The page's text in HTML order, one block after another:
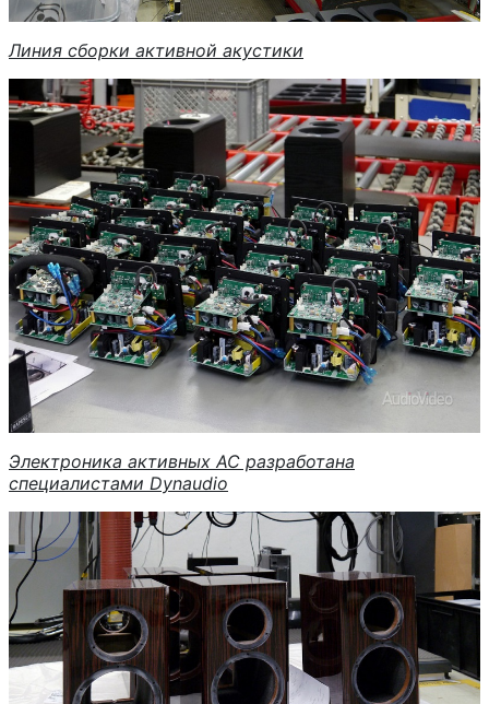
Линия сборки активной акустики
Электроника активных АС разработана
специалистами Dynaudio